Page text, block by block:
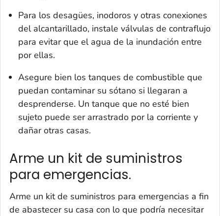
Para los desagües, inodoros y otras conexiones
del alcantarillado, instale válvulas de contraflujo
para evitar que el agua de la inundación entre
por ellas.
Asegure bien los tanques de combustible que
puedan contaminar su sótano si llegaran a
desprenderse. Un tanque que no esté bien
sujeto puede ser arrastrado por la corriente y
dañar otras casas.
Arme un kit de suministros
para emergencias.
Arme un kit de suministros para emergencias a fin
de abastecer su casa con lo que podría necesitar